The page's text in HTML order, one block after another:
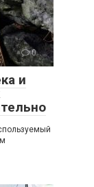
0
и